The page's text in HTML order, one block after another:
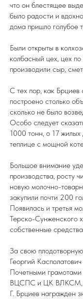
что он блестящее
было радости и
дома пришло голубое
Были открыты в
колбасный цех, цех
производили сыр,
С тех пор, как Брциев
построено столько
сколько не было
Особо следует
1000 тонн, о 17 жилых
теплице с мощной
Большое внимание
производства, росту
новую молочно-
закупили почти 200
Появилась и третья
Терско-Сунженского
собственные
За свою
Георгий
Почетными
ВЦСПС и ЦК ВЛКСМ,
Г. Брциев награжден